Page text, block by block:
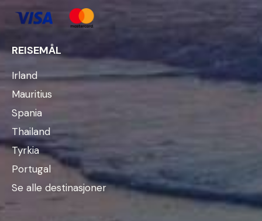
REISEMÅL
Irland
Mauritius
Spania
Thailand
Tyrkia
Portugal
Se alle destinasjoner